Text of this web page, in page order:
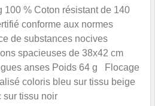
100 % Coton résistant de 140
conforme aux normes
de substances nocives
spacieuses de 38x42 cm
anses Poids 64 g Flocage
coloris bleu sur tissu beige
sur tissu noir